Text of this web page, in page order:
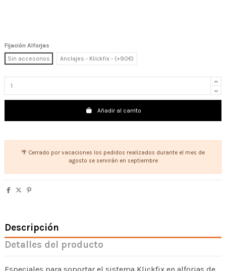
Fijación Alforjas
Sin accesorios
Anclajes - Klickfix - (+90€)
Añadir al carrito
🌴 Cerrado por vacaciones los pedidos realizados durante el mes de
agosto se servirán en septiembre
Descripción
Detalles del producto